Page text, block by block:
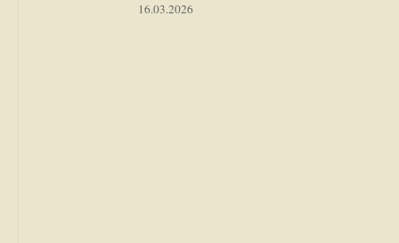
16.03.2026